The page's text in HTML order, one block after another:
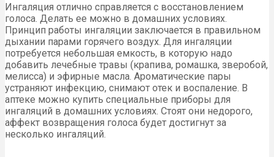
Ингаляция отлично справляется с восстановлением
голоса. Делать ее можно в домашних условиях.
Принцип работы ингаляции заключается в правильном
дыхании парами горячего воздух. Для ингаляции
потребуется небольшая емкость, в которую надо
добавить лечебные травы (крапива, ромашка, зверобой,
мелисса) и эфирные масла. Ароматические пары
устраняют инфекцию, снимают отек и воспаление. В
аптеке можно купить специальные приборы для
ингаляций в домашних условиях. Стоят они недорого,
аффект возвращения голоса будет достигнут за
несколько ингаляций.